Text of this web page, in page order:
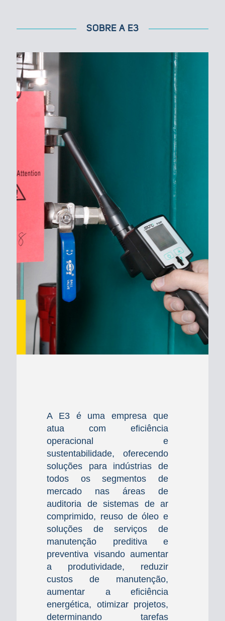
SOBRE A E3
A E3 é uma empresa que
atua com eficiência
operacional e
sustentabilidade, oferecendo
soluções para indústrias de
todos os segmentos de
mercado nas áreas de
auditoria de sistemas de ar
comprimido, reuso de óleo e
soluções de serviços de
manutenção preditiva e
preventiva visando aumentar
a produtividade, reduzir
custos de manutenção,
aumentar a eficiência
energética, otimizar projetos,
determinando tarefas